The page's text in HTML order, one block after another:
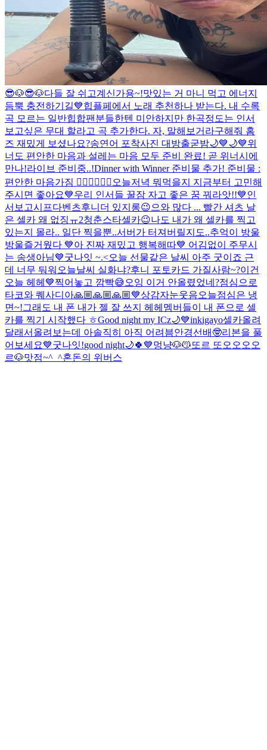
😎🐶😎🐶다들 잘 쉬고계신가용~!맛있는 거 마니 먹고 에너지
듬뿍 충전하기길💙힙플페에서 노래 추천하나 받는다. 내 수록
곡 모르는 일반힙합팬분들한텐 미안하지만 한곡정도는 인서
보고싶은 무대 할라고 곡 추가한다. 자, 말해보거라구해줘 홈
즈 재밌게 보셨나요?송연어 포착사진 대방출굳밤🌙💙🌙💙위
너도 편안한 마음과 설레는 마음 모두 준비 완료! 곧 위너시에
만나!라이브 준비중..!Dinner with Winner 준비물 추가! 준비물 :
편안한 마음가짐 👍🏻💙👍🏻🤍 오늘저녁 뭐먹을지 지금부터 고민해
주시면 좋아요💙우리 인서들 꿀잠 자고 좋은 꿈 꿔라앗!!💙인
서보고시프다벤츠후니 더 있지롱😉으와 많다 ... 빨간 셔츠 날
은 셀카 왜 없징ㅠ2청춘스타셀카😉나도 내가 왜 셀카를 찍고
있는지 몰라.. 일단 찍을뿐..서버가 터져버릴지도..추억이 방울
방울즐거웠다 💙아 진짜 재밌고 행복해따💙 어김없이 주무시
는 송생아님💙굿나잇 ~.<오늘 선물같은 날씨 아주 굿이죠 근
데 너무 둬워 오늘날씨 실화냐?후니 포토카드 가질사람~?이건
오늘 헤헤💙찍어놓고 깜빡😅오잉 이거 안올렸었네?점심으로
타코와 퀘사디아🙏🏼🙏🏼🙏🏼💙상감자눈웃음오늘점심은 냉
면~!그래도 내 폰 내가 젤 잘 쓰지 헤헤 멤버들이 내 폰으로 셀
카를 찍기 시작했다 ㅎGood night my ICz🌙💙inkigayo셀카올려
달래서올려보는데 아솔직히 아직 어려븜안경선배🤓리본을 풀
어보세요💙굿나잇!good night🌙🍀💙멍냥🐶😽또르 또오오오오
르🐶맛점~^_^혼돈의 위버스